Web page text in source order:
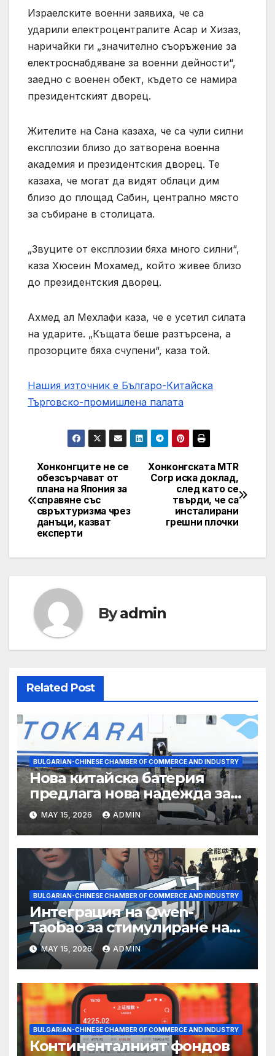
Израелските военни заявиха, че са
ударили електроцентралите Асар и Хизаз,
наричайки ги „значително съоръжение за
електроснабдяване за военни дейности“,
заедно с военен обект, където се намира
президентският дворец.
Жителите на Сана казаха, че са чули силни
експлозии близо до затворена военна
академия и президентския дворец. Те
казаха, че могат да видят облаци дим
близо до площад Сабин, централно място
за събиране в столицата.
„Звуците от експлозии бяха много силни“,
каза Хюсеин Мохамед, който живее близо
до президентския дворец.
Ахмед ал Мехлафи каза, че е усетил силата
на ударите. „Къщата беше разтърсена, а
прозорците бяха счупени“, каза той.
Нашия източник е Българо-Китайска
Търговско-промишлена палaта
Post
navigation
Хонконгската MTR
Corp иска доклад,
след като се
твърди, че са
инсталирани
грешни плочки
Хонконгците не се
обезсърчават от
плана на Япония за
справяне със
свръхтуризма чрез
данъци, казват
експерти
Byadmin
Related Post
BULGARIAN-CHINESE CHAMBER OF COMMERCE AND INDUSTRY
Нова китайска батерия
предлага нова надежда за
съхранение на водород
MAY 15, 2026 ADMIN
BULGARIAN-CHINESE CHAMBER OF COMMERCE AND INDUSTRY
Интеграция на Qwen-
Taobao за стимулиране на
пазаруването 618
MAY 15, 2026 ADMIN
BULGARIAN-CHINESE CHAMBER OF COMMERCE AND INDUSTRY
Континенталният фондов